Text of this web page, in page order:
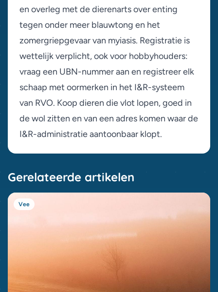
en overleg met de dierenarts over enting
tegen onder meer blauwtong en het
zomergriepgevaar van myiasis. Registratie is
wettelijk verplicht, ook voor hobbyhouders:
vraag een UBN-nummer aan en registreer elk
schaap met oormerken in het I&R-systeem
van RVO. Koop dieren die vlot lopen, goed in
de wol zitten en van een adres komen waar de
I&R-administratie aantoonbaar klopt.
Gerelateerde artikelen
Vee